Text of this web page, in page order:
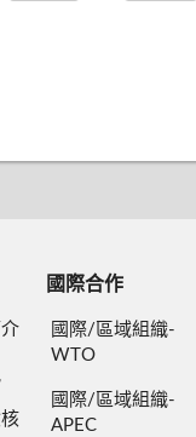
國際合作
國際/區域組織-
WTO
國際/區域組織-
APEC